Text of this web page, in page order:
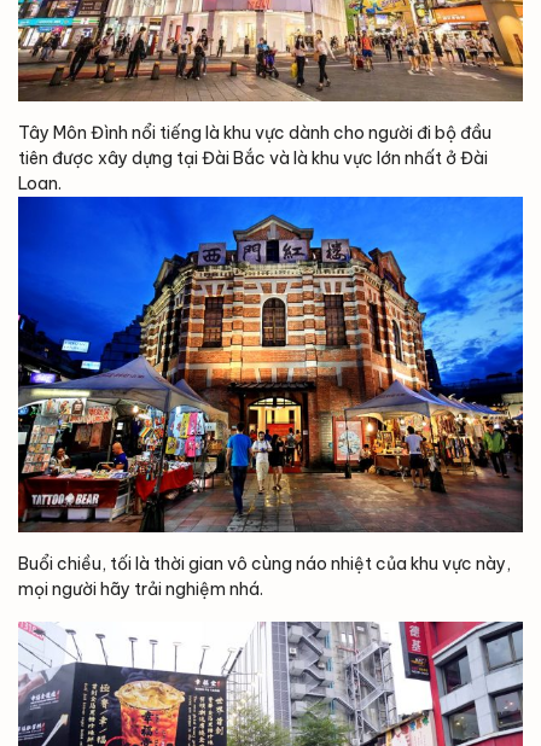
Tây Môn Đình nổi tiếng là khu vực dành cho người đi bộ đầu
tiên được xây dựng tại Đài Bắc và là khu vực lớn nhất ở Đài
Loan.
Buổi chiều, tối là thời gian vô cùng náo nhiệt của khu vực này,
mọi người hãy trải nghiệm nhá.